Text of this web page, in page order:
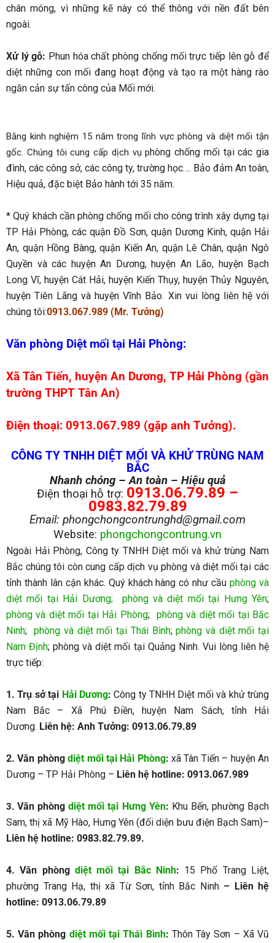
chân móng, vì những kẽ này có thể thông với nền đất bên
ngoài.
Xử lý gỗ: Phun hóa chất phòng chống mối trực tiếp lên gỗ để
diệt những con mối đang hoạt động và tạo ra một hàng rào
ngăn cản sự tấn công của Mối mới.
Bằng kinh nghiệm 15 năm trong lĩnh vực phòng và diệt mối tận
gốc. Chúng tôi cung cấp dịch vụ phòng chống mối tại các gia
đình, các công sở, các công ty, trường học…. Bảo đảm An toàn,
Hiệu quả, đặc biệt Bảo hành tới 35 năm.
* Quý khách cần phòng chống mối cho công trình xây dựng tại
TP Hải Phòng, các quận Đồ Sơn, quận Dương Kinh, quận Hải
An, quận Hồng Bàng, quận Kiến An, quận Lê Chân, quận Ngô
Quyền và các huyện An Dương, huyện An Lão, huyện Bạch
Long Vĩ, huyện Cát Hải, huyện Kiến Thụy, huyện Thủy Nguyên,
huyện Tiên Lãng và huyện Vĩnh Bảo. Xin vui lòng liên hệ với
chúng tôi:0913.067.989 (Mr. Tưởng)
Văn phòng Diệt mối tại Hải Phòng:
Xã Tân Tiến, huyện An Dương, TP Hải Phòng (gần
trường THPT Tân An)
Điện thoại: 0913.067.989 (gặp anh Tưởng).
CÔNG TY TNHH DIỆT MỐI VÀ KHỬ TRÙNG NAM
BẮC
Nhanh chóng – An toàn – Hiệu quả
Điện thoại hỗ trợ: 0913.06.79.89 –
0983.82.79.89
Email: phongchongcontrunghd@gmail.com
Website: phongchongcontrung.vn
Ngoài Hải Phòng, Công ty TNHH Diệt mối và khử trùng Nam
Bắc chúng tôi còn cung cấp dịch vụ phòng và diệt mối tại các
tỉnh thành lân cận khác. Quý khách hàng có như cầuphòng và
diệt mối tại Hải Dương; phòng và diệt mối tại Hưng Yên;
phòng và diệt mối tại Hải Phòng; phòng và diệt mối tại Bắc
Ninh;phòng và diệt mối tại Thái Bình;phòng và diệt mối tại
Nam Định; phòng và diệt mối tại Quảng Ninh. Vui lòng liên hệ
trực tiếp:
1. Trụ sở tại Hải Dương: Công ty TNHH Diệt mối và khử trùng
Nam Bắc – Xã Phú Điền, huyện Nam Sách, tỉnh Hải
Dương. Liên hệ: Anh Tưởng: 0913.06.79.89
2. Văn phòngdiệt mối tại Hải Phòng: xã Tân Tiến – huyện An
Dương – TP Hải Phòng – Liên hệ hotline: 0913.067.989
3. Văn phòngdiệt mối tại Hưng Yên: Khu Bến, phường Bạch
Sam, thị xã Mỹ Hào, Hưng Yên (đối diện bưu điện Bạch Sam)–
Liên hệ hotline: 0983.82.79.89.
4. Văn phòng diệt mối tại Bắc Ninh: 15 Phố Trang Liệt,
phường Trang Hạ, thị xã Từ Sơn, tỉnh Bắc Ninh– Liên hệ
hotline: 0913.06.79.89
5. Văn phòng diệt mối tại Thái Bình: Thôn Tây Sơn – Xã Vũ